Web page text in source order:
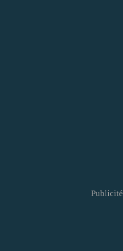
Publicité